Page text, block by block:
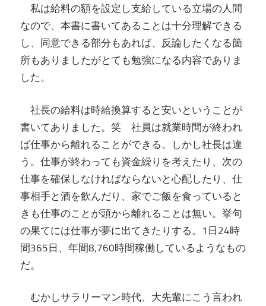
私は給料の額を設定し支給している立場の人間
なので、本書に書いてあることは十分理解できる
し、同意できる部分もあれば、反論したくなる箇
所もありましたがとても勉強になる内容でありま
した。
社長の給料は時給換算すると安いということが
書いてありました。笑 社員は就業時間が終われ
ば仕事から離れることができる。しかし社長は違
う。仕事が終わっても資金繰りを考えたり、次の
仕事を確保しなければならないと心配したり、仕
事相手と酒を飲んだり、家でご飯を食っていると
きも仕事のことが頭から離れることは無い。挙句
の果てには仕事が夢に出てきたりする。1日24時
間365日、年間8,760時間稼働しているようなもの
だ。
むかしサラリーマン時代、大先輩にこう言われ